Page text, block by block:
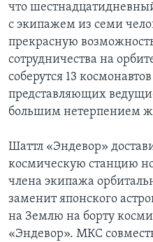
что
с экипажем из семи
прекрасную
сотрудничества на
соберутся 13
представляющих
большим нетерпением
Шаттл «Эндевор»
космическую станцию
члена экипажа
заменит японского
на Землю на борту
«Эндевор». МКС